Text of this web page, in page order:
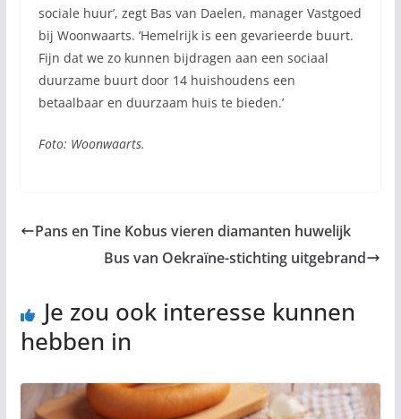
sociale huur’, zegt Bas van Daelen, manager Vastgoed
bij Woonwaarts. ‘Hemelrijk is een gevarieerde buurt.
Fijn dat we zo kunnen bijdragen aan een sociaal
duurzame buurt door 14 huishoudens een
betaalbaar en duurzaam huis te bieden.’
Foto: Woonwaarts.
Pans en Tine Kobus vieren diamanten huwelijk
Bus van Oekraïne-stichting uitgebrand
Je zou ook interesse kunnen
hebben in